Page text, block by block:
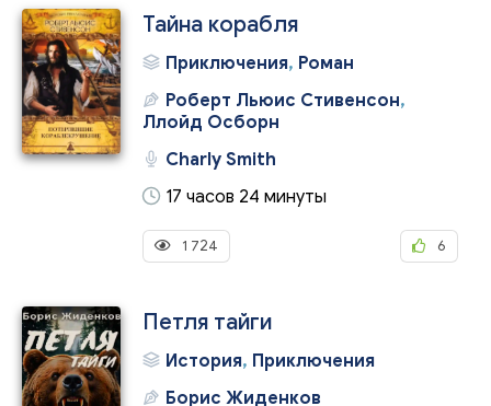
Тайна корабля
Приключения, Роман
Роберт Льюис Стивенсон,
Ллойд Осборн
Charly Smith
17 часов 24 минуты
1 724 6
Петля тайги
История, Приключения
Борис Жиденков